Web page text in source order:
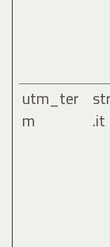
utm_ter
m
.it